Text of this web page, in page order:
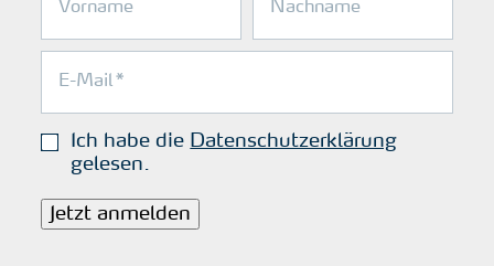
Ich habe die Datenschutzerklärung
gelesen.
Jetzt anmelden